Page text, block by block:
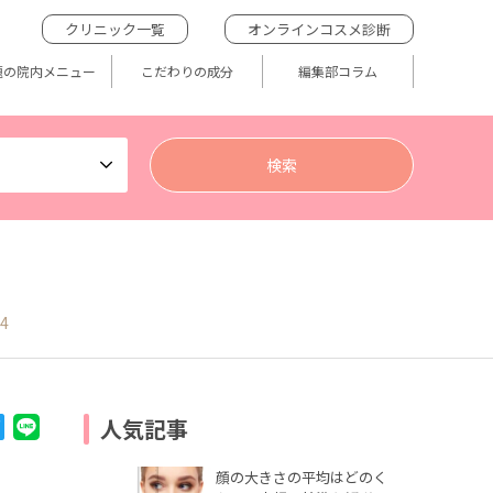
クリニック一覧 オンラインコスメ診断
院内メニュー こだわりの成分 編集部コラム
人気記事
顔の大きさの平均はどのく